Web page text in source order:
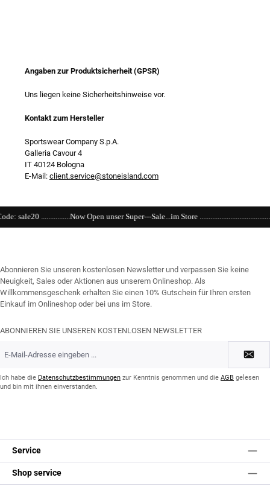
Angaben zur Produktsicherheit (GPSR)
Uns liegen keine Sicherheitshinweise vor.
Kontakt zum Hersteller
Sportswear Company S.p.A.
Galleria Cavour 4
IT 40124 Bologna
E-Mail: client.service@stoneisland.com
Open unser Super---Sale...im Store
Abonnieren Sie unseren kostenlosen Newsletter und verpassen Sie keine
Neuigkeit, Sales oder Aktionen aus unserem Onlineshop. Als
Willkommensgeschenk erhalten Sie einen 10% Gutschein für Ihren ersten
Einkauf im Onlineshop oder bei uns im Store.
ABONNIEREN SIE UNSEREN KOSTENLOSEN NEWSLETTER
Mail-
*Ich habe die Datenschutzbestimmungen zur Kenntnis genommen und die AGB gelesen
und bin mit ihnen einverstanden.
Service
Shop service